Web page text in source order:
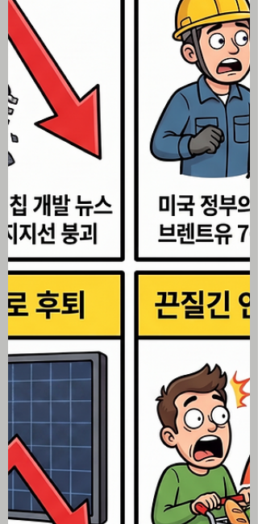
너지 주식으로 이동하는 뚜렷한 섹터 로테
이션 진행 국제 유가 상승에 따른 인플레이
션 우려로 2년물 국채 금리가 2025년 2월
이후 최고치인 4.3%까지 오르며 7월 금리
인상 확률 급증 본격적인 금융주 실적 시즌
개막을 앞두고 씨티그룹, 골드만삭스 등 대
형 은행주 동반 하락 및 6월 CPI 관망세 뚜
렷 미국 주식 시황 ▶ 트럼프 호르뮤즈 봉쇄
선언과 국제 유가 급등 트럼프 대통령이 소